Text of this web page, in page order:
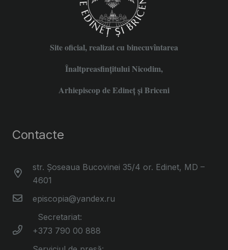
Site oficial, realizat cu binecuvîntarea
Înaltpreasfințitului Nicodim,
Arhiepiscop de Edineţ şi Briceni
Contacte
str. Șoseaua Bucovinei 35/4 or. Edinet, MD –
4601
episcopia@yandex.ru
Secretariat:
+373 790 00 888